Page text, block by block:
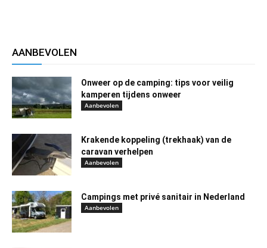
AANBEVOLEN
Onweer op de camping: tips voor veilig
kamperen tijdens onweer
Aanbevolen
Krakende koppeling (trekhaak) van de
caravan verhelpen
Aanbevolen
Campings met privé sanitair in Nederland
Aanbevolen